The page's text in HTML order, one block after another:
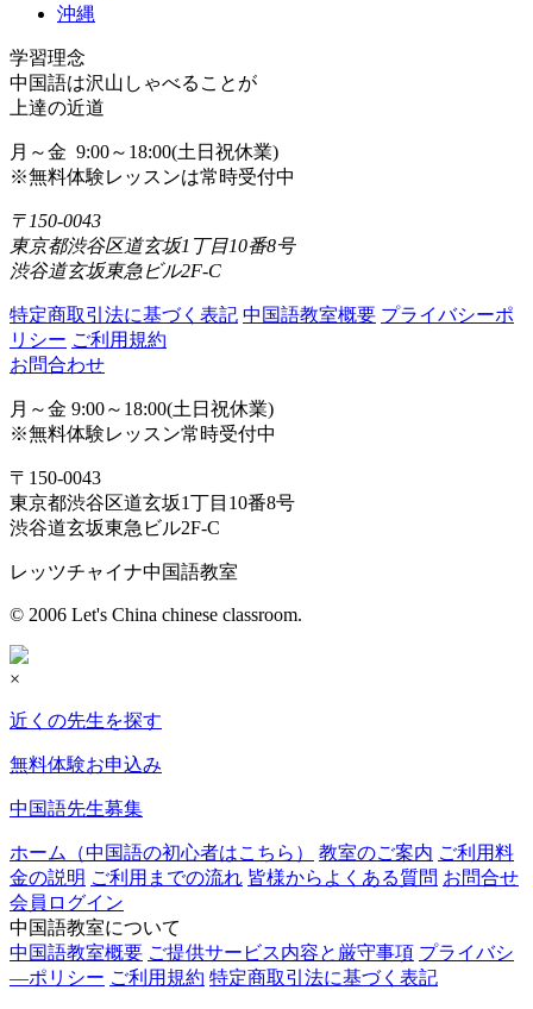
沖縄
学習理念
中国語は沢山しゃべることが
上達の近道
月～金 9:00～18:00(土日祝休業)
※無料体験レッスンは常時受付中
〒150-0043
東京都渋谷区道玄坂1丁目10番8号
渋谷道玄坂東急ビル2F-C
特定商取引法に基づく表記 中国語教室概要 プライバシーポ
リシー ご利用規約
お問合わせ
月～金 9:00～18:00(土日祝休業)
※無料体験レッスン常時受付中
〒150-0043
東京都渋谷区道玄坂1丁目10番8号
渋谷道玄坂東急ビル2F-C
レッツチャイナ中国語教室
© 2006 Let's China chinese classroom.
×
近くの先生を探す
無料体験お申込み
中国語先生募集
ホーム（中国語の初心者はこちら） 教室のご案内 ご利用料
金の説明 ご利用までの流れ 皆様からよくある質問 お問合せ
会員ログイン
中国語教室について
中国語教室概要 ご提供サービス内容と厳守事項 プライバシ
―ポリシー ご利用規約 特定商取引法に基づく表記